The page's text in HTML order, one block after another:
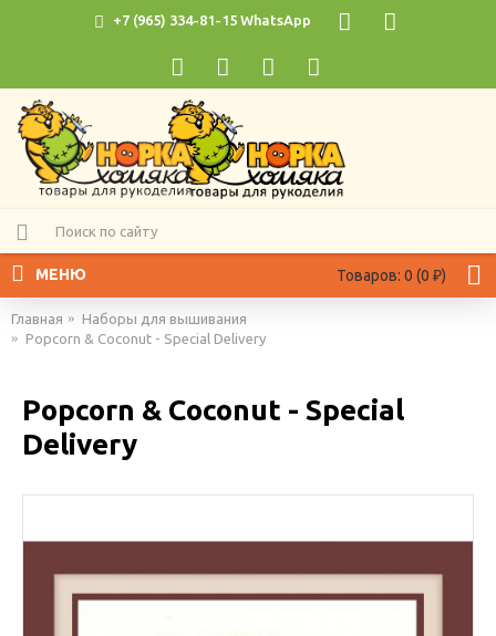
+7 (965) 334-81-15 WhatsApp
Товаров: 0 (0 ₽)
МЕНЮ
Главная
Наборы для вышивания
Popcorn & Coconut - Special Delivery
Popcorn & Coconut - Special
Delivery